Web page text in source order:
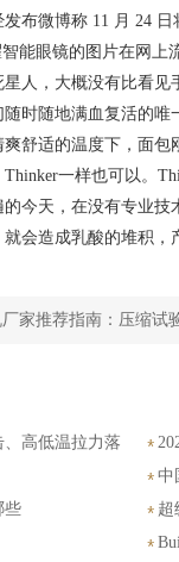
微博称 11 月 24 日
智能眼镜的图片在网
，大概没有比看见
时随地满血复活的
适的温度下，面包
一样也可以。
天，在没有专业技
会造成乳酸的堆积
家推荐指南：压缩试
高低温拉力落
显
中
些
超